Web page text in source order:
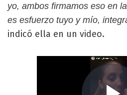
yo, ambos firmamos eso en
es esfuerzo tuyo y mío,
indicó ella en un video.